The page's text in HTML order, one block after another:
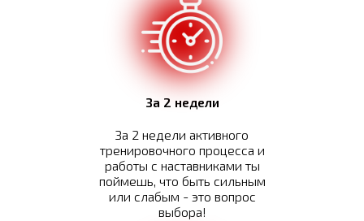
За 2 недели
За 2 недели активного
тренировочного процесса и
работы с наставниками ты
поймешь, что быть сильным
или слабым - это вопрос
выбора!